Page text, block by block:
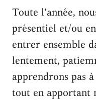
Toute l’année,
présentiel et/ou
entrer ensemble
lentement,
apprendrons pas
tout en apportant